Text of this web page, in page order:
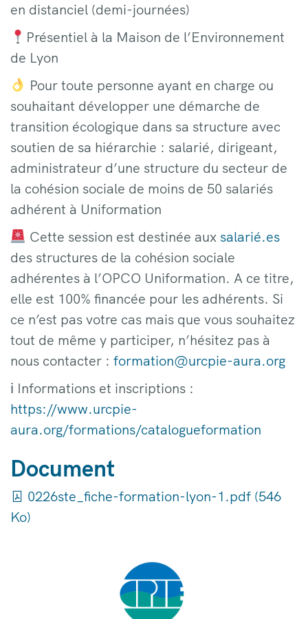
en distanciel (demi-journées)
Présentiel à la Maison de l’Environnement
de Lyon
Pour toute personne ayant en charge ou
souhaitant développer une démarche de
transition écologique dans sa structure avec
soutien de sa hiérarchie : salarié, dirigeant,
administrateur d’une structure du secteur de
la cohésion sociale de moins de 50 salariés
adhérent à Uniformation
Cette session est destinée aux salarié.es
des structures de la cohésion sociale
adhérentes à l’OPCO Uniformation. A ce titre,
elle est 100% financée pour les adhérents. Si
ce n’est pas votre cas mais que vous souhaitez
tout de même y participer, n’hésitez pas à
nous contacter : formation@urcpie-aura.org
ℹ Informations et inscriptions :
https://www.urcpie-
aura.org/formations/catalogueformation
Document
0226ste_fiche-formation-lyon-1.pdf (546
Ko)